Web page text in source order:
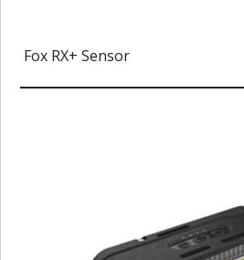
Fox RX+ Sensor